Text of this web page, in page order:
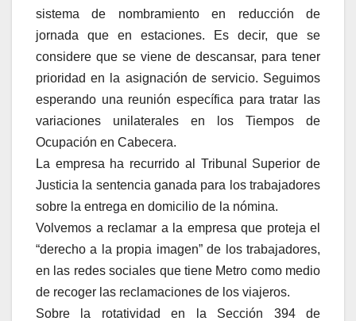
sistema de nombramiento en reducción de
jornada que en estaciones. Es decir, que se
considere que se viene de descansar, para tener
prioridad en la asignación de servicio. Seguimos
esperando una reunión específica para tratar las
variaciones unilaterales en los Tiempos de
Ocupación en Cabecera.
La empresa ha recurrido al Tribunal Superior de
Justicia la sentencia ganada para los trabajadores
sobre la entrega en domicilio de la nómina.
Volvemos a reclamar a la empresa que proteja el
“derecho a la propia imagen” de los trabajadores,
en las redes sociales que tiene Metro como medio
de recoger las reclamaciones de los viajeros.
Sobre la rotatividad en la Sección 394 de